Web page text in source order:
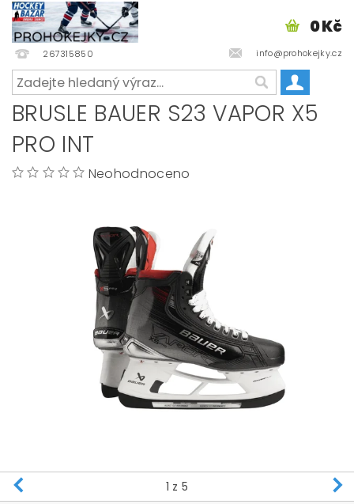
267315850 info@prohokejky.cz
0 Kč
BRUSLE BAUER S23 VAPOR X5
PRO INT
Neohodnoceno
1 z 5